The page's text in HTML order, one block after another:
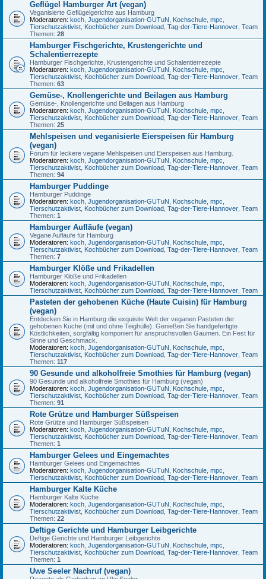
Geflügel Hamburger Art (vegan)
Veganisierte Geflügelgerichte aus Hamburg
Moderatoren: koch, Jugendorganisation-GUTuN, Kochschule, mpc,
Tierschutzaktivist, Kochbücher zum Download, Tag-der-Tiere-Hannover, Team
Themen: 28
Hamburger Fischgerichte, Krustengerichte und
Schalentierrezepte
Hamburger Fischgerichte, Krustengerichte und Schalentierrezepte
Moderatoren: koch, Jugendorganisation-GUTuN, Kochschule, mpc,
Tierschutzaktivist, Kochbücher zum Download, Tag-der-Tiere-Hannover, Team
Themen: 63
Gemüse-, Knollengerichte und Beilagen aus Hamburg
Gemüse-, Knollengerichte und Beilagen aus Hamburg
Moderatoren: koch, Jugendorganisation-GUTuN, Kochschule, mpc,
Tierschutzaktivist, Kochbücher zum Download, Tag-der-Tiere-Hannover, Team
Themen: 25
Mehlspeisen und veganisierte Eierspeisen für Hamburg
(vegan)
Forum für leckere vegane Mehlspeisen und Eierspeisen aus Hamburg.
Moderatoren: koch, Jugendorganisation-GUTuN, Kochschule, mpc,
Tierschutzaktivist, Kochbücher zum Download, Tag-der-Tiere-Hannover, Team
Themen: 94
Hamburger Puddinge
Hamburger Puddinge
Moderatoren: koch, Jugendorganisation-GUTuN, Kochschule, mpc,
Tierschutzaktivist, Kochbücher zum Download, Tag-der-Tiere-Hannover, Team
Themen: 1
Hamburger Aufläufe (vegan)
Vegane Aufläufe für Hamburg
Moderatoren: koch, Jugendorganisation-GUTuN, Kochschule, mpc,
Tierschutzaktivist, Kochbücher zum Download, Tag-der-Tiere-Hannover, Team
Themen: 7
Hamburger Klöße und Frikadellen
Hamburger Klöße und Frikadellen
Moderatoren: koch, Jugendorganisation-GUTuN, Kochschule, mpc,
Tierschutzaktivist, Kochbücher zum Download, Tag-der-Tiere-Hannover, Team
Pasteten der gehobenen Küche (Haute Cuisin) für Hamburg
(vegan)
Entdecken Sie in Hamburg die exquisite Welt der veganen Pasteten der
gehobenen Küche (mit und ohne Teighülle). Genießen Sie handgefertigte
Köstlichkeiten, sorgfältig komponiert für anspruchsvollen Gaumen. Ein Fest für
Sinne und Geschmack.
Moderatoren: koch, Jugendorganisation-GUTuN, Kochschule, mpc,
Tierschutzaktivist, Kochbücher zum Download, Tag-der-Tiere-Hannover, Team
Themen: 117
90 Gesunde und alkoholfreie Smothies für Hamburg (vegan)
90 Gesunde und alkoholfreie Smothies für Hamburg (vegan)
Moderatoren: koch, Jugendorganisation-GUTuN, Kochschule, mpc,
Tierschutzaktivist, Kochbücher zum Download, Tag-der-Tiere-Hannover, Team
Themen: 91
Rote Grütze und Hamburger Süßspeisen
Rote Grütze und Hamburger Süßspeisen
Moderatoren: koch, Jugendorganisation-GUTuN, Kochschule, mpc,
Tierschutzaktivist, Kochbücher zum Download, Tag-der-Tiere-Hannover, Team
Themen: 1
Hamburger Gelees und Eingemachtes
Hamburger Gelees und Eingemachtes
Moderatoren: koch, Jugendorganisation-GUTuN, Kochschule, mpc,
Tierschutzaktivist, Kochbücher zum Download, Tag-der-Tiere-Hannover, Team
Hamburger Kalte Küche
Hamburger Kalte Küche
Moderatoren: koch, Jugendorganisation-GUTuN, Kochschule, mpc,
Tierschutzaktivist, Kochbücher zum Download, Tag-der-Tiere-Hannover, Team
Themen: 22
Deftige Gerichte und Hamburger Leibgerichte
Deftige Gerichte und Hamburger Leibgerichte
Moderatoren: koch, Jugendorganisation-GUTuN, Kochschule, mpc,
Tierschutzaktivist, Kochbücher zum Download, Tag-der-Tiere-Hannover, Team
Themen: 1
Uwe Seeler Nachruf (vegan)